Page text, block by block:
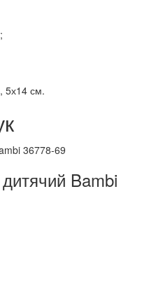
5х14 см.
дитячий Bambi